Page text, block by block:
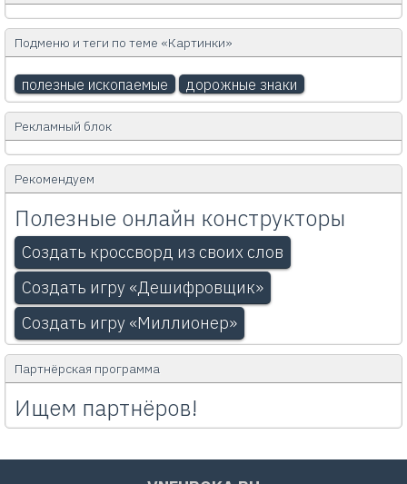
Подменю и теги по теме «Картинки»
полезные ископаемые дорожные знаки
Рекламный блок
Рекомендуем
Полезные онлайн конструкторы
Создать кроссворд из своих слов
Создать игру «Дешифровщик»
Создать игру «Миллионер»
Партнёрская программа
Ищем партнёров!